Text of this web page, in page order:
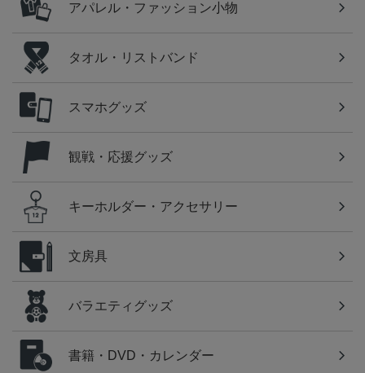
アパレル・ファッション小物
タオル・リストバンド
スマホグッズ
観戦・応援グッズ
キーホルダー・アクセサリー
文房具
バラエティグッズ
書籍・DVD・カレンダー